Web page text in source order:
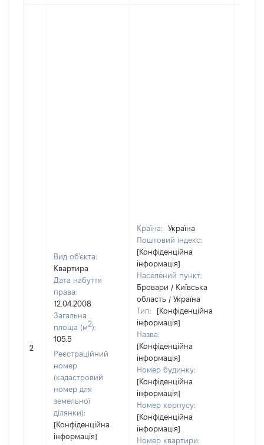
2
Вид об'єкта:
Квартира
Дата набуття
права:
12.04.2008
Загальна
площа (м2):
105.5
Реєстраційний
номер
(кадастровий
номер для
земельної
ділянки):
[Конфіденційна
інформація]
Країна:
Україна
Поштовий індекс:
[Конфіденційна
інформація]
Населений пункт:
Бровари / Київська
область / Україна
Тип:
[Конфіденційна
інформація]
Назва:
[Конфіденційна
інформація]
Номер будинку:
[Конфіденційна
інформація]
Номер корпусу:
[Конфіденційна
інформація]
Номер квартири: